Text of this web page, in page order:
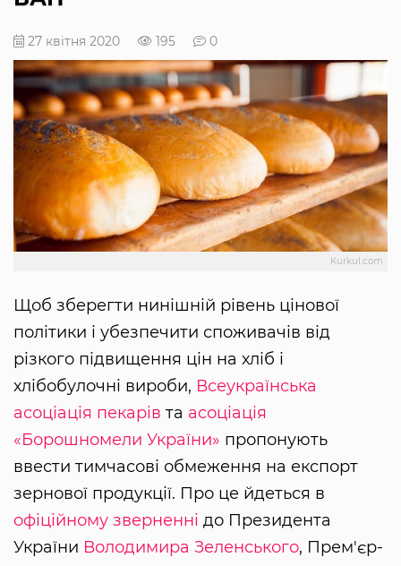
27 квітня 2020 195 0
Kurkul.com
Щоб зберегти нинішній рівень цінової
політики і убезпечити споживачів від
різкого підвищення цін на хліб і
хлібобулочні вироби, Всеукраїнська
асоціація пекарів та асоціація
«Борошномели України» пропонують
ввести тимчасові обмеження на експорт
зернової продукції. Про це йдеться в
офіційному зверненні до Президента
України Володимира Зеленського, Прем'єр-